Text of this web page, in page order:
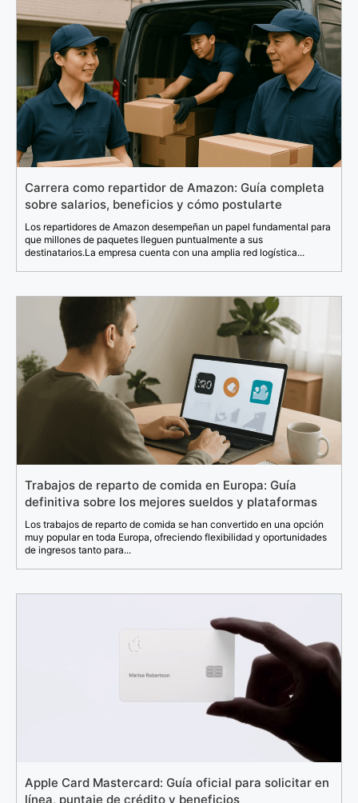
Carrera como repartidor de Amazon: Guía completa
sobre salarios, beneficios y cómo postularte
Los repartidores de Amazon desempeñan un papel fundamental para
que millones de paquetes lleguen puntualmente a sus
destinatarios.La empresa cuenta con una amplia red logística...
Trabajos de reparto de comida en Europa: Guía
definitiva sobre los mejores sueldos y plataformas
Los trabajos de reparto de comida se han convertido en una opción
muy popular en toda Europa, ofreciendo flexibilidad y oportunidades
de ingresos tanto para...
Apple Card Mastercard: Guía oficial para solicitar en
línea, puntaje de crédito y beneficios